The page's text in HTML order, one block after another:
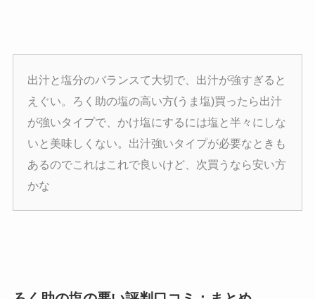
出汁と塩分のバランスて大切で、出汁が強すぎると
えぐい。ろく助の塩の高い方(うま塩)買ったら出汁
が強いタイプで、かけ塩にするには塩と半々にしな
いと美味しくない。出汁強いタイプが必要なときも
あるのでこれはこれで良いけど、次買うなら安い方
かな